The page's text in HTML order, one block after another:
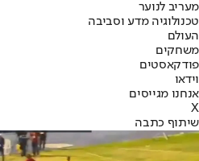
מעריב לנוער
טכנולוגיה מדע וסביבה
העולם
משחקים
פודקאסטים
וידאו
אנחנו מגייסים
X
שיתוף כתבה